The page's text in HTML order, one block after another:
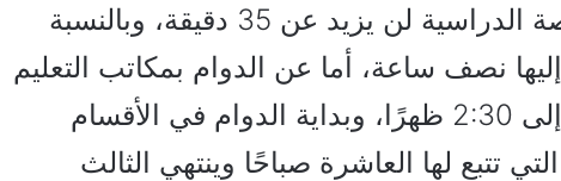
والنصف صباحًا، وزمن الحصة الدراسية لن يزيد عن 35 دقيقة، وبالنسبة
نصف ساعة، أما عن الدوام بمكاتب التعليم
بداية من التاسعة والنصف إلى 2:30 ظهرًا، وبداية الدوام في الأقسام
تتبع لها العاشرة صباحًا وينتهي الثالث